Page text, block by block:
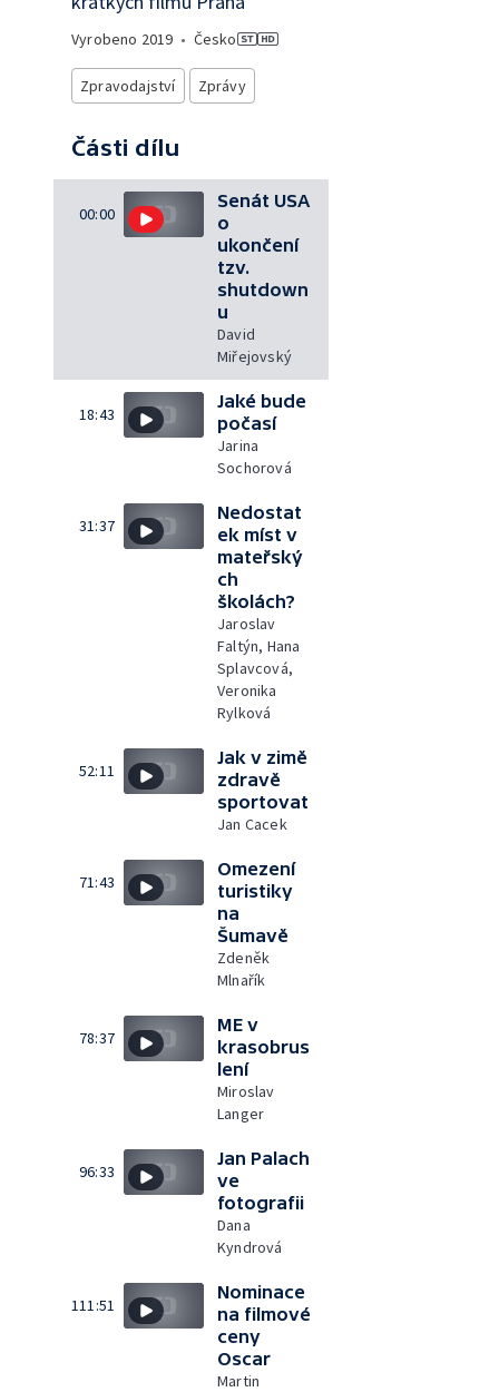
Vyrobeno 2019 • Česko
Zpravodajství Zprávy
Části dílu
00:00
Senát USA
o
ukončení
tzv.
shutdown
u
David
Miřejovský
18:43
Jaké bude
počasí
Jarina
Sochorová
31:37
Nedostat
ek míst v
mateřský
ch
školách?
Jaroslav
Faltýn, Hana
Splavcová,
Veronika
Rylková
52:11
Jak v zimě
zdravě
sportovat
Jan Cacek
71:43
Omezení
turistiky
na
Šumavě
Zdeněk
Mlnařík
78:37
ME v
krasobrus
lení
Miroslav
Langer
96:33
Jan Palach
ve
fotografii
Dana
Kyndrová
111:51
Nominace
na filmové
ceny
Oscar
Martin